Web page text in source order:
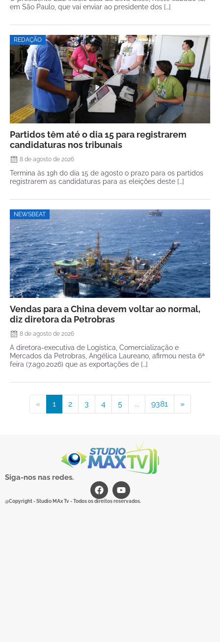
em São Paulo, que vai enviar ao presidente dos […]
REDAÇÃO
Partidos têm até o dia 15 para registrarem
candidaturas nos tribunais
8 de agosto de 2026
Termina às 19h do dia 15 de agosto o prazo para os partidos
registrarem as candidaturas para as eleições deste […]
NEWSBEAT
Vendas para a China devem voltar ao normal,
diz diretora da Petrobras
8 de agosto de 2026
A diretora-executiva de Logística, Comercialização e
Mercados da Petrobras, Angélica Laureano, afirmou nesta 6ª
feira (7.ago.2026) que as exportações de […]
« 1 2 3 4 5 ... 9381 »
Siga-nos nas redes.
@Copyright - Studio MAx Tv - Todos os direitos reservados.